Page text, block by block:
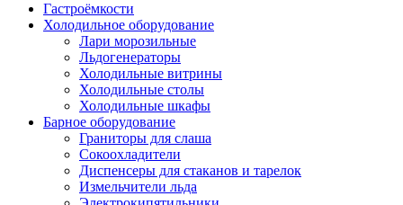
Гастроёмкости
Холодильное оборудование
Лари морозильные
Льдогенераторы
Холодильные витрины
Холодильные столы
Холодильные шкафы
Барное оборудование
Граниторы для слаша
Сокоохладители
Диспенсеры для стаканов и тарелок
Измельчители льда